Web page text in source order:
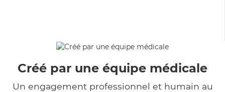
Créé par une équipe médicale
Un engagement professionnel et humain au